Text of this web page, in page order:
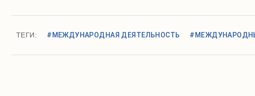
ТЕГИ: #МЕЖДУНАРОДНАЯ ДЕЯТЕЛЬНОСТЬ